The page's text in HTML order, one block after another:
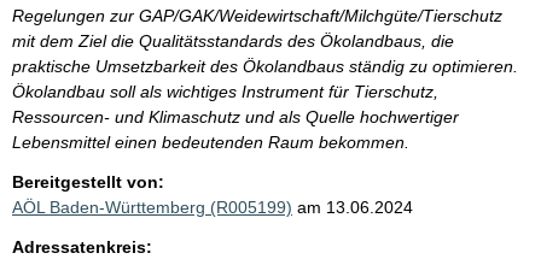
Regelungen zur GAP/GAK/Weidewirtschaft/Milchgüte/Tierschutz
mit dem Ziel die Qualitätsstandards des Ökolandbaus, die
praktische Umsetzbarkeit des Ökolandbaus ständig zu optimieren.
Ökolandbau soll als wichtiges Instrument für Tierschutz,
Ressourcen- und Klimaschutz und als Quelle hochwertiger
Lebensmittel einen bedeutenden Raum bekommen.
Bereitgestellt von:
AÖL Baden-Württemberg (R005199) am 13.06.2024
Adressatenkreis: